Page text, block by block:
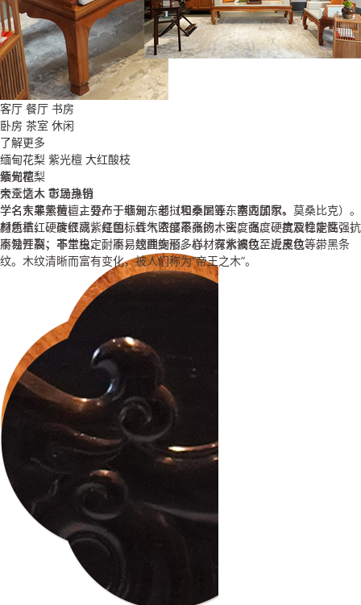
客厅 餐厅 书房
卧房 茶室 休闲
了解更多
缅甸花梨 紫光檀 大红酸枝
缅甸花梨
大众情人 市场热销
学名大果紫檀，主要产于缅甸、老挝和泰国等东南亚国家。
颜色桔红、砖红或紫红色，香气浓郁不张扬，密度高、硬度及稳定性强，
不易开裂、不生虫、耐腐，纹理绚丽多样，有水波纹、虎皮纹等。
紫光檀
帝王之木 彰显身份
学名东非黑黄檀，分布于非洲东部（坦桑尼亚、塞内加尔、莫桑比克）。
材质重，硬度很高，是国标红木密度最高的木头；强度、抗震性能高，抗
腐蚀性高；非常稳定，不易翘曲变形。心材深紫褐色至近黑色、带黑条
纹。木纹清晰而富有变化，被人们称为“帝王之木”。
大红酸枝
三大贡木 奢品尊享
学名交趾黄檀，主要分布于越南、老挝、柬埔寨和泰国等地。
强度高、硬度大、可沉于水，抗虫性强，纹理通常直，结构细而均匀。大
红酸枝开锯时，木材散发一种辛香，闻之有酸辛味。颜色一般为赤红色或
深红色，在空气中氧化可呈暗红色。